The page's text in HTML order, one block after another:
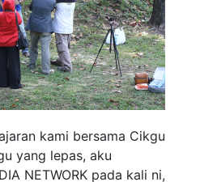
kami bersama Cikgu
yang lepas, aku
NETWORK pada kali ni,